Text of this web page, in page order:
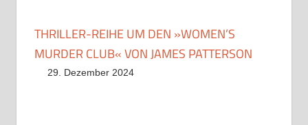
THRILLER-REIHE UM DEN »WOMEN’S
MURDER CLUB« VON JAMES PATTERSON
29. Dezember 2024